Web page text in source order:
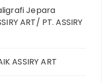
Jepara
ART/ PT. ASSIRY
ASSIRY ART